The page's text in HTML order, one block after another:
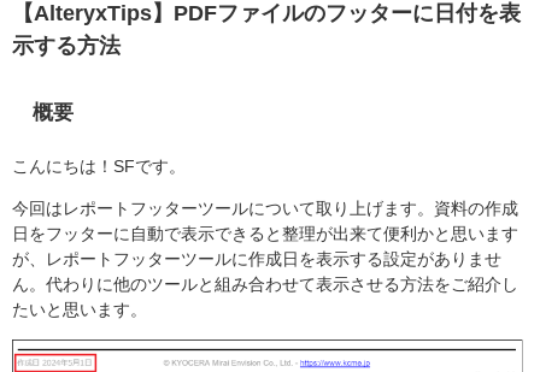
【AlteryxTips】PDFファイルのフッターに日付を表
示する方法
概要
こんにちは！SFです。
今回はレポートフッターツールについて取り上げます。資料の作成
日をフッターに自動で表示できると整理が出来て便利かと思います
が、レポートフッターツールに作成日を表示する設定がありませ
ん。代わりに他のツールと組み合わせて表示させる方法をご紹介し
たいと思います。